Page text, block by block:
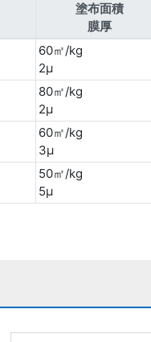
塗布面積
膜厚
60㎡/kg
2μ
80㎡/kg
2μ
60㎡/kg
3μ
50㎡/kg
5μ